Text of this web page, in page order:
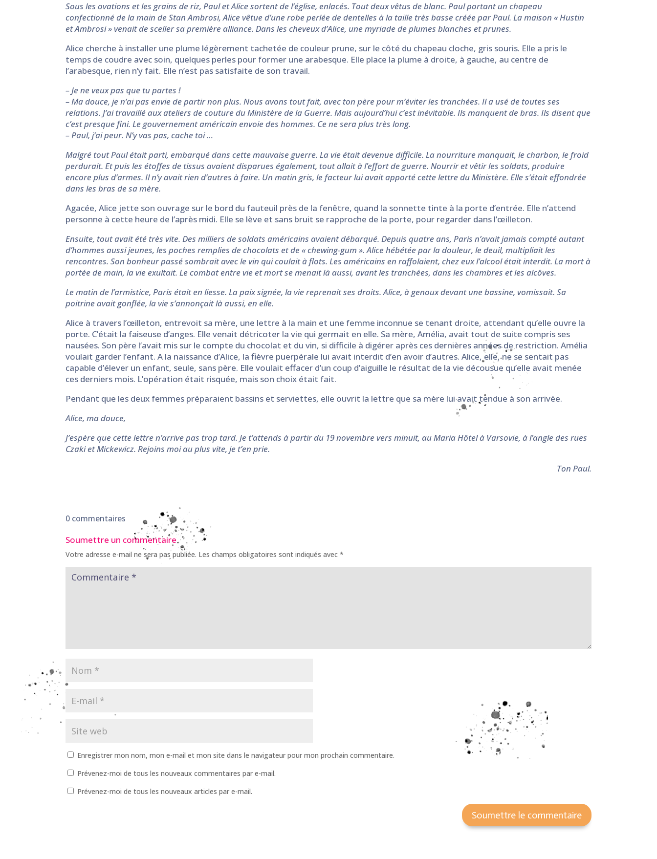
Sous les ovations et les grains de riz, Paul et Alice sortent de l’église, enlacés. Tout deux vêtus de blanc. Paul portant un chapeau
confectionné de la main de Stan Ambrosi, Alice vêtue d’une robe perlée de dentelles à la taille très basse créée par Paul. La maison « Hustin
et Ambrosi » venait de sceller sa première alliance. Dans les cheveux d’Alice, une myriade de plumes blanches et prunes.
Alice cherche à installer une plume légèrement tachetée de couleur prune, sur le côté du chapeau cloche, gris souris. Elle a pris le
temps de coudre avec soin, quelques perles pour former une arabesque. Elle place la plume à droite, à gauche, au centre de
l’arabesque, rien n’y fait. Elle n’est pas satisfaite de son travail.
– Je ne veux pas que tu partes !
– Ma douce, je n’ai pas envie de partir non plus. Nous avons tout fait, avec ton père pour m’éviter les tranchées. Il a usé de toutes ses
relations. J’ai travaillé aux ateliers de couture du Ministère de la Guerre. Mais aujourd’hui c’est inévitable. Ils manquent de bras. Ils disent que
c’est presque fini. Le gouvernement américain envoie des hommes. Ce ne sera plus très long.
– Paul, j’ai peur. N’y vas pas, cache toi …
Malgré tout Paul était parti, embarqué dans cette mauvaise guerre. La vie était devenue difficile. La nourriture manquait, le charbon, le froid
perdurait. Et puis les étoffes de tissus avaient disparues également, tout allait à l’effort de guerre. Nourrir et vêtir les soldats, produire
encore plus d’armes. Il n’y avait rien d’autres à faire. Un matin gris, le facteur lui avait apporté cette lettre du Ministère. Elle s’était effondrée
dans les bras de sa mère.
Agacée, Alice jette son ouvrage sur le bord du fauteuil près de la fenêtre, quand la sonnette tinte à la porte d’entrée. Elle n’attend
personne à cette heure de l’après midi. Elle se lève et sans bruit se rapproche de la porte, pour regarder dans l’œilleton.
Ensuite, tout avait été très vite. Des milliers de soldats américains avaient débarqué. Depuis quatre ans, Paris n’avait jamais compté autant
d’hommes aussi jeunes, les poches remplies de chocolats et de « chewing-gum ». Alice hébétée par la douleur, le deuil, multipliait les
rencontres. Son bonheur passé sombrait avec le vin qui coulait à flots. Les américains en raffolaient, chez eux l’alcool était interdit. La mort à
portée de main, la vie exultait. Le combat entre vie et mort se menait là aussi, avant les tranchées, dans les chambres et les alcôves.
Le matin de l’armistice, Paris était en liesse. La paix signée, la vie reprenait ses droits. Alice, à genoux devant une bassine, vomissait. Sa
poitrine avait gonflée, la vie s’annonçait là aussi, en elle.
Alice à travers l’œilleton, entrevoit sa mère, une lettre à la main et une femme inconnue se tenant droite, attendant qu’elle ouvre la
porte. C’était la faiseuse d’anges. Elle venait détricoter la vie qui germait en elle. Sa mère, Amélia, avait tout de suite compris ses
nausées. Son père l’avait mis sur le compte du chocolat et du vin, si difficile à digérer après ces dernières années de restriction. Amélia
voulait garder l’enfant. A la naissance d’Alice, la fièvre puerpérale lui avait interdit d’en avoir d’autres. Alice, elle, ne se sentait pas
capable d’élever un enfant, seule, sans père. Elle voulait effacer d’un coup d’aiguille le résultat de la vie décousue qu’elle avait menée
ces derniers mois. L’opération était risquée, mais son choix était fait.
Pendant que les deux femmes préparaient bassins et serviettes, elle ouvrit la lettre que sa mère lui avait tendue à son arrivée.
Alice, ma douce,
J’espère que cette lettre n’arrive pas trop tard. Je t’attends à partir du 19 novembre vers minuit, au Maria Hôtel à Varsovie, à l’angle des rues
Czaki et Mickewicz. Rejoins moi au plus vite, je t’en prie.
Ton Paul.
0 commentaires
Soumettre un commentaire
Votre adresse e-mail ne sera pas publiée. Les champs obligatoires sont indiqués avec*
Enregistrer mon nom, mon e-mail et mon site dans le navigateur pour mon prochain commentaire.
Prévenez-moi de tous les nouveaux commentaires par e-mail.
Prévenez-moi de tous les nouveaux articles par e-mail.
Soumettre le commentaire